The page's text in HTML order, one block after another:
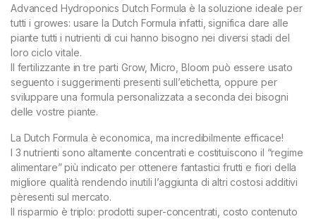
Advanced Hydroponics Dutch Formula è la soluzione ideale per
tutti i growes: usare la Dutch Formula infatti, significa dare alle
piante tutti i nutrienti di cui hanno bisogno nei diversi stadi del
loro ciclo vitale.
Il fertilizzante in tre parti Grow, Micro, Bloom può essere usato
seguento i suggerimenti presenti sull’etichetta, oppure per
sviluppare una formula personalizzata a seconda dei bisogni
delle vostre piante.
La Dutch Formula è economica, ma incredibilmente efficace!
I 3 nutrienti sono altamente concentrati e costituiscono il “regime
alimentare” più indicato per ottenere fantastici frutti e fiori della
migliore qualità rendendo inutili l’aggiunta di altri costosi additivi
pèresenti sul mercato.
Il risparmio è triplo: prodotti super-concentrati, costo contenuto